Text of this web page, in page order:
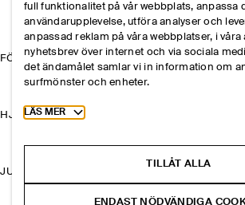
FÖRETAGET
HJÄLP
JURIDISK INFORMATION
full funktionalitet på vår webbplats, anpassa
användarupplevelse, utföra analyser och
anpassad reklam på våra webbplatser, i våra
nyhetsbrev över internet och via sociala
det ändamålet samlar vi in information om
surfmönster och enheter.
Toggle more cookie information
LÄS MER
TILLÅT ALLA
ENDAST NÖDVÄNDIGA